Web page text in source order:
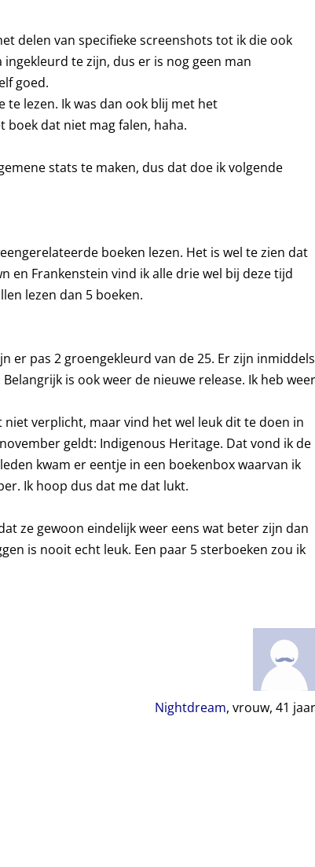
delen van specifieke screenshots tot ik die ook
te zijn, dus er is nog geen man
goed.
te lezen. Ik was dan ook blij met het
boek dat niet mag falen, haha.
stats te maken, dus dat doe ik volgende
boeken lezen. Het is wel te zien dat
en Frankenstein vind ik alle drie wel bij deze tijd
lezen dan 5 boeken.
er pas 2 groengekleurd van de 25. Er zijn inmiddels
is ook weer de nieuwe release. Ik heb weer
verplicht, maar vind het wel leuk dit te doen in
geldt: Indigenous Heritage. Dat vond ik de
kwam er eentje in een boekenbox waarvan ik
Ik hoop dus dat me dat lukt.
ze gewoon eindelijk weer eens wat beter zijn dan
is nooit echt leuk. Een paar 5 sterboeken zou ik
Nightdream, vrouw, 41 jaar